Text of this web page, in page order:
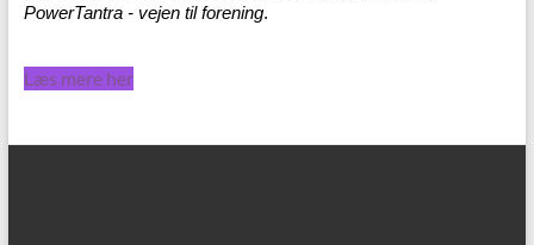
PowerTantra - vejen til forening.
Læs mere her